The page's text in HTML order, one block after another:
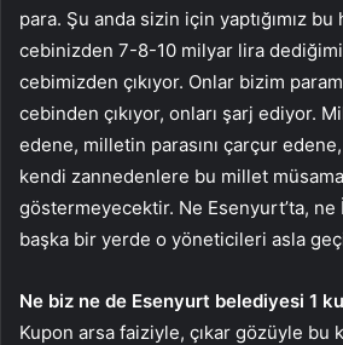
para. Şu anda sizin için yaptığımız bu
cebinizden 7-8-10 milyar lira
cebimizden çıkıyor. Onlar bizim
cebinden çıkıyor, onları şarj ediyor.
edene, milletin parasını çarçur
kendi zannedenlere bu millet
göstermeyecektir. Ne Esenyurt’ta, ne
başka bir yerde o yöneticileri asla
Ne biz ne de Esenyurt belediyesi 1
Kupon arsa faiziyle, çıkar gözüyle bu